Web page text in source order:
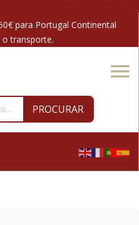
para Portugal Continental
transporte.
PROCURAR